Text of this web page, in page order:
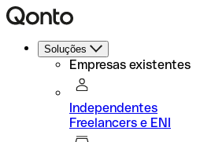
Soluções
Empresas existentes
Independentes
Freelancers e ENI